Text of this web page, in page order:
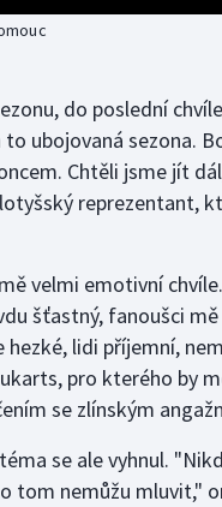
do poslední
ubojovaná sezona.
Chtěli jsme jít
reprezentant,
velmi emotivní
šťastný, fanoušci
hezké, lidi příjemní,
pro kterého by
se zlínským
se ale vyhnul.
tom nemůžu mluvit,"